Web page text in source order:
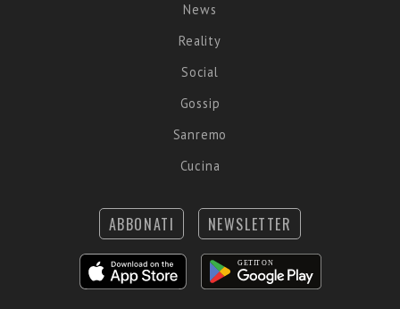
News
Reality
Social
Gossip
Sanremo
Cucina
ABBONATI NEWSLETTER